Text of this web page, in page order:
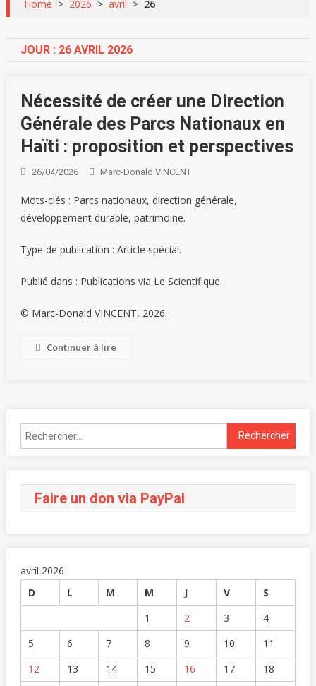
Home > 2026 > avril > 26
JOUR : 26 AVRIL 2026
Nécessité de créer une Direction
Générale des Parcs Nationaux en
Haïti : proposition et perspectives
26/04/2026 Marc-Donald VINCENT
Mots-clés : Parcs nationaux, direction générale,
développement durable, patrimoine.
Type de publication : Article spécial.
Publié dans : Publications via Le Scientifique.
© Marc-Donald VINCENT, 2026.
Continuer à lire
Faire un don via PayPal
avril 2026
D
L M M J V
S
1
2 3
4
5
6 7 8 9 10
11
12
13 14 15 16 17
18